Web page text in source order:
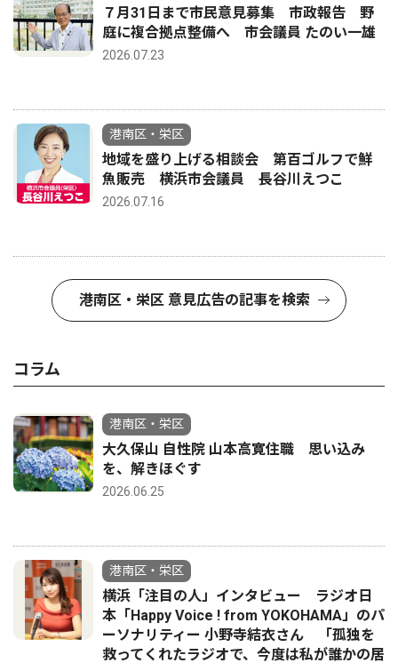
７月31日まで市民意見募集 市政報告 野
庭に複合拠点整備へ 市会議員 たのい一雄
2026.07.23
港南区・栄区
地域を盛り上げる相談会 第百ゴルフで鮮
魚販売 横浜市会議員 長谷川えつこ
2026.07.16
港南区・栄区 意見広告の記事を検索
コラム
港南区・栄区
大久保山 自性院 山本高寛住職 思い込み
を、解きほぐす
2026.06.25
港南区・栄区
横浜「注目の人」インタビュー ラジオ日
本「Happy Voice ! from YOKOHAMA」のパ
ーソナリティー 小野寺結衣さん 「孤独を
救ってくれたラジオで、今度は私が誰かの居